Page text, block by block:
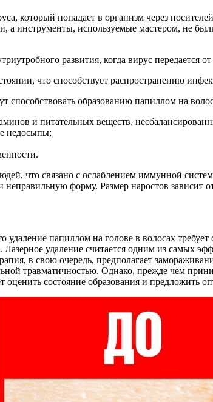
который попадает в организм через
инструменты, используемые мастером, не
развития, когда вирус передается
что способствует распространению
способствовать образованию папиллом на
и питательных веществ,
недосыпы;
что связано с ослаблением иммунной
форму. Размер наростов зависит
удаление папиллом на голове в волосах
удаление считается одним из самых
в свою очередь, предполагает
травматичностью. Однако, прежде чем
состояние образования и предложить